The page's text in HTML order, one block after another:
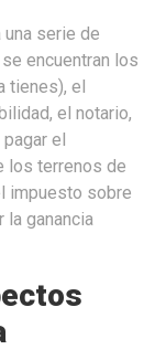
una serie de
encuentran los
tienes), el
el notario,
el
los terrenos de
impuesto sobre
ganancia